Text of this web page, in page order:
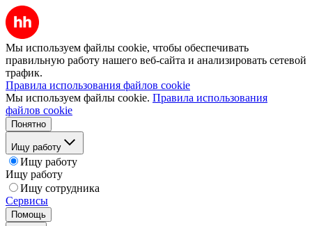
Мы используем файлы cookie, чтобы обеспечивать
правильную работу нашего веб-сайта и анализировать сетевой
трафик.
Правила использования файлов cookie
Мы используем файлы cookie. Правила использования
файлов cookie
Понятно
Ищу работу
Ищу работу
Ищу работу
Ищу сотрудника
Сервисы
Помощь